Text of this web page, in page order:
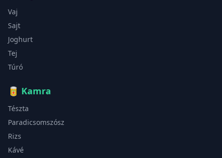
Vaj
Sajt
Joghurt
Tej
Túró
🥫 Kamra
Tészta
Paradicsomszósz
Rizs
Kávé